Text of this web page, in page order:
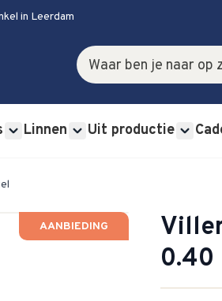
in Leerdam
Zoek
Linnen Uit productie
0.40
AANBIEDING